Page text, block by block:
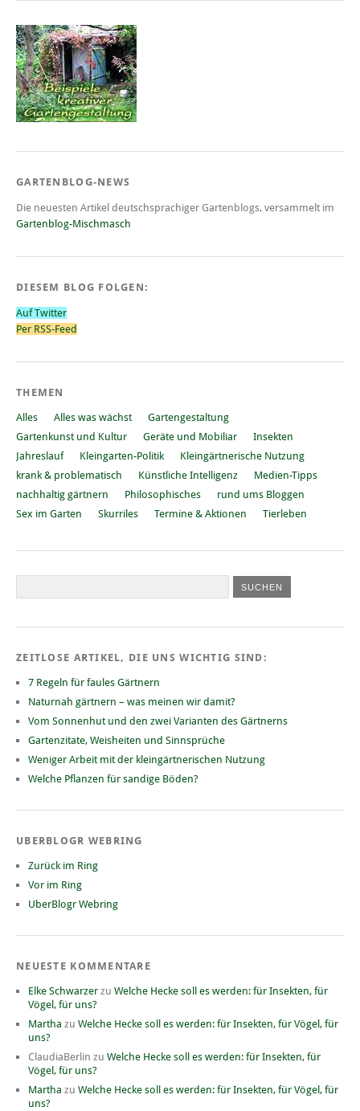
GARTENBLOG-NEWS
Die neuesten Artikel deutschsprachiger Gartenblogs, versammelt im
Gartenblog-Mischmasch
DIESEM BLOG FOLGEN:
Auf Twitter
Per RSS-Feed
THEMEN
Alles Alles was wächst
Gartengestaltung
Gartenkunst und Kultur
Geräte und Mobiliar
Insekten
Jahreslauf
Kleingarten-Politik
Kleingärtnerische Nutzung
krank & problematisch
Künstliche Intelligenz
Medien-Tipps
nachhaltig gärtnern
Philosophisches
rund ums Bloggen
Sex im Garten
Skurriles Termine & Aktionen Tierleben
ZEITLOSE ARTIKEL, DIE UNS WICHTIG SIND:
7 Regeln für faules Gärtnern
Naturnah gärtnern – was meinen wir damit?
Vom Sonnenhut und den zwei Varianten des Gärtnerns
Gartenzitate, Weisheiten und Sinnsprüche
Weniger Arbeit mit der kleingärtnerischen Nutzung
Welche Pflanzen für sandige Böden?
UBERBLOGR WEBRING
Zurück im Ring
Vor im Ring
UberBlogr Webring
NEUESTE KOMMENTARE
Elke Schwarzer zu Welche Hecke soll es werden: für Insekten, für
Vögel, für uns?
Martha zu Welche Hecke soll es werden: für Insekten, für Vögel, für
uns?
ClaudiaBerlin zu Welche Hecke soll es werden: für Insekten, für
Vögel, für uns?
Martha zu Welche Hecke soll es werden: für Insekten, für Vögel, für
uns?